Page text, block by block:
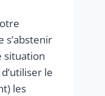
situation
le
les